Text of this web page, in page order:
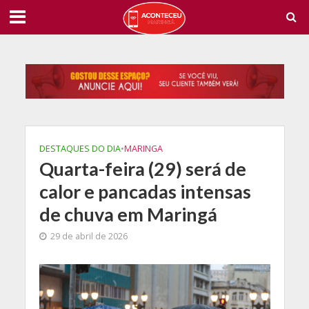
DESTAQUES DO DIA•MARINGA
Quarta-feira (29) será de
calor e pancadas intensas
de chuva em Maringá
29 de abril de 2026